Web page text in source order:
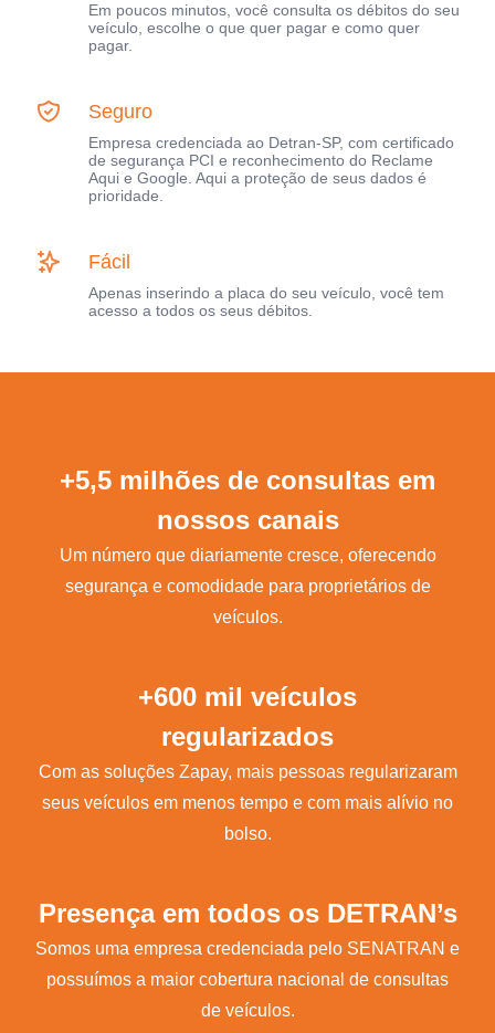
Em poucos minutos, você consulta os débitos do seu
veículo, escolhe o que quer pagar e como quer
pagar.
Seguro
Empresa credenciada ao Detran-SP, com certificado
de segurança PCI e reconhecimento do Reclame
Aqui e Google. Aqui a proteção de seus dados é
prioridade.
Fácil
Apenas inserindo a placa do seu veículo, você tem
acesso a todos os seus débitos.
+5,5 milhões de consultas em
nossos canais
Um número que diariamente cresce, oferecendo
segurança e comodidade para proprietários de
veículos.
+600 mil veículos
regularizados
Com as soluções Zapay, mais pessoas regularizaram
seus veículos em menos tempo e com mais alívio no
bolso.
Presença em todos os DETRAN’s
Somos uma empresa credenciada pelo SENATRAN e
possuímos a maior cobertura nacional de consultas
de veículos.